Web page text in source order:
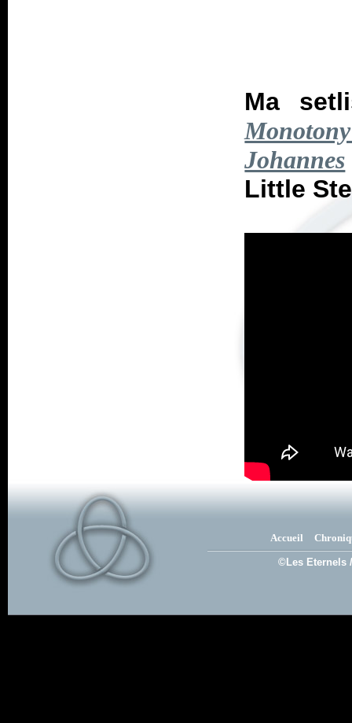
Ma
Johannes
Little
Accueil
©Les Eternels